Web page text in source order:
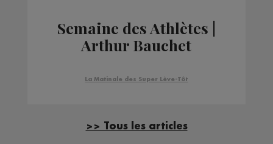
Semaine des Athlètes |
Arthur Bauchet
La Matinale des Super Lève-Tôt
>> Tous les articles